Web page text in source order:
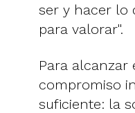
ser y hacer lo
para valorar".
Para alcanzar
compromiso
suficiente: la